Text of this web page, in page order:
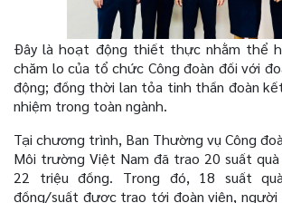
Đây là hoạt động thiết thực nhằm thể
chăm lo của tổ chức Công đoàn đối với
động; đồng thời lan tỏa tinh thần đoàn
nhiệm trong toàn ngành.
Tại chương trình, Ban Thường vụ Công
Môi trường Việt Nam đã trao 20 suất
22 triệu đồng. Trong đó, 18 suất
đồng/suất được trao tới đoàn viên, người